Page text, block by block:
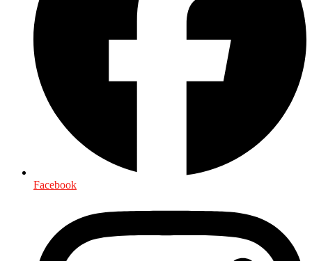
Facebook